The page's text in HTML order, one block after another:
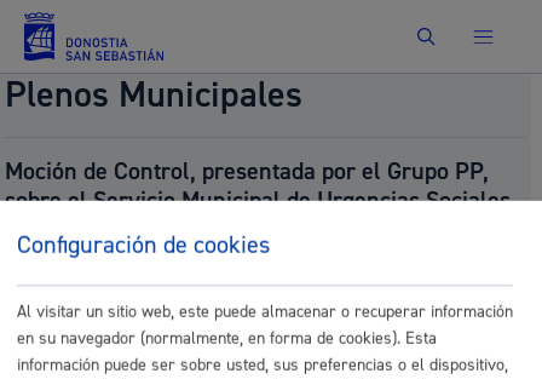
Buscar
Plenos Municipales
Moción de Control, presentada por el Grupo PP,
sobre el Servicio Municipal de Urgencias Sociales.
Número:2025/1120
Presentado por:Grupo PP Taldea
Presentado el:11/21/2025
Fecha del pleno:11/27/2025
Tipo:Moción de Control
Resultado:No Aprobado (gehiengoa / mayoría)
Configuración de cookies
Al visitar un sitio web, este puede almacenar o recuperar información
en su navegador (normalmente, en forma de cookies). Esta
información puede ser sobre usted, sus preferencias o el dispositivo,